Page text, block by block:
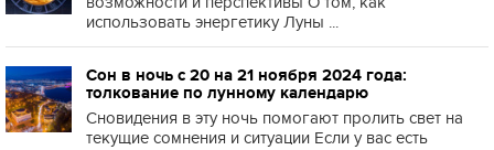
использовать энергетику Луны ...
Сон в ночь с 20 на 21 ноября 2024 года:
толкование по лунному календарю
Сновидения в эту ночь помогают пролить свет на
текущие сомнения и ситуации Если у вас есть